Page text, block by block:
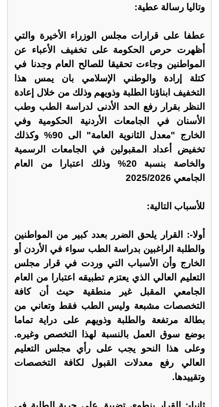
وتاليا رسالة عطية:
عطفا على قرارات مجلس الوزراء الأخيرة والتي
أظهرت حرص الحكومة على تخفيف الأعباء عن
المواطنين وجاءت تحقيقا للصالح العام وجدنا في
كتلة إرادة والوطني الإسلامي بان يمس هذا
التخفيف ابناؤنا الطلبة وذويهم وذلك من خلال إعادة
النظر بقرار رفع الحد الأدنى لدراسة الطب وطب
الأسنان في الجامعات الأردنية الحكومية وفي
الخارج "معدل الثانوية العامة" الى 90% وكذلك
تخفيض أعداد المقبولين في الجامعات الرسمية
والخاصة بنسبة 20% وذلك اعتبارا من العام
الجامعي 2025/2026
للأسباب التالية:
أولا-: القرار يلحق الضرر بعدد كبير من المواطنين
والطلبة الراغبين بدراسة الطب سواء في الأردن أو
الخارج وأن الأسباب التي وردت في قرار مجلس
التعليم العالي الذي يعتزم تطبيقه اعتبارا من العام
الجامعي المقبل غير منطقية حيث أن كافة
التخصصات مشبعة وليس الطب فقط وتعاني من
بطالة مرتفعة والطلبة وذويهم على دراية تماما
بوضع سوق العمل بالنسبة لهذا التخصص وغيره.
وعلى هذا النحو يجب على رأي مجلس التعليم
العالي رفع معدلات القبول لكافة التخصصات
وتقييدها.